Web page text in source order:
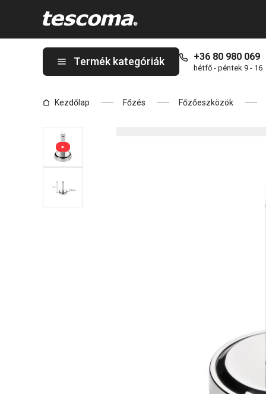
Termék kategóriák +36 80 980 069
hétfő - péntek 9 - 16
Kezdőlap Főzés Főzőeszközök